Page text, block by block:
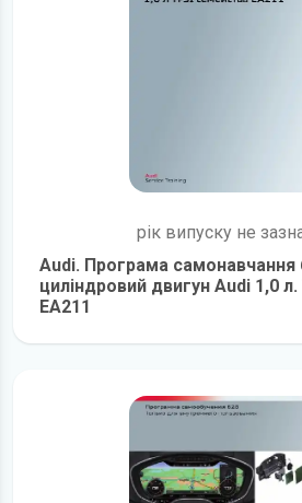
рік випуску не
Audi. Програма самонавчання
циліндровий двигун Audi 1,0
EA211